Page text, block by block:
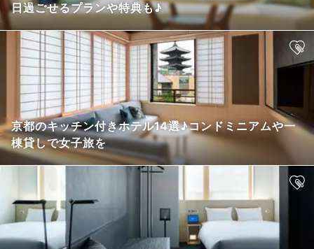
日過ごせるプランや特典も♪
京都のキッチン付きホテル14選♪コンドミニアムや一
棟貸しで女子旅を